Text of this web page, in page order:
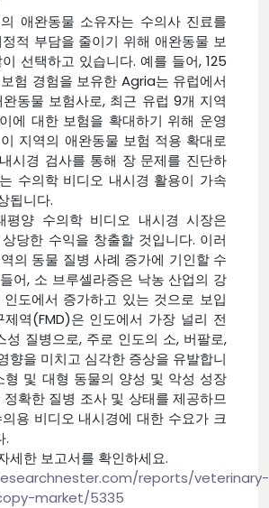
애완동물 소유자는 수의사 진료를
적 부담을 줄이기 위해 애완동물 보
선택하고 있습니다. 예를 들어, 125
험 경험을 보유한 Agria는 유럽에서
동물 보험사로, 최근 유럽 9개 지역
에 대한 보험을 확대하기 위해 운영
지역의 애완동물 보험 적용 확대로
시경 검사를 통해 장 문제를 진단하
수의학 비디오 내시경 활용이 가속
됩니다.
평양 수의학 비디오 내시경 시장은
당한 수익을 창출할 것입니다. 이러
의 동물 질병 사례 증가에 기인할 수
어, 소 브루셀라증은 낙농 산업의 강
도에서 증가하고 있는 것으로 보입
제역(FMD)은 인도에서 가장 널리 전
성 질병으로, 주로 인도의 소, 버팔로,
향을 미치고 심각한 증상을 유발합니
형 및 대형 동물의 양성 및 악성 성장
확한 질병 조사 및 상태를 제공하므
용 비디오 내시경에 대한 수요가 크
.
세한 보고서를 확인하세요.
reports/veterinary-
market/5335